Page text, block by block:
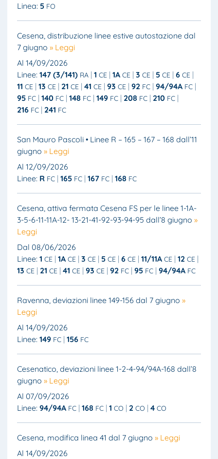
Linea: 5 FO
Cesena, distribuzione linee estive autostazione dal
7 giugno » Leggi
Al 14/09/2026
Linee: 147 (3/141) RA 1 CE 1A CE 3 CE 5 CE 6 CE
11 CE 13 CE 21 CE 41 CE 93 CE 92 FC 94/94A FC
95 FC 140 FC 148 FC 149 FC 208 FC 210 FC
216 FC 241 FC
San Mauro Pascoli • Linee R – 165 – 167 – 168 dall’11
giugno » Leggi
Al 12/09/2026
Linee: R FC 165 FC 167 FC 168 FC
Cesena, attiva fermata Cesena FS per le linee 1-1A-
3-5-6-11-11A-12- 13-21-41-92-93-94-95 dall’8 giugno »
Leggi
Dal 08/06/2026
Linee: 1 CE 1A CE 3 CE 5 CE 6 CE 11/11A CE 12 CE
13 CE 21 CE 41 CE 93 CE 92 FC 95 FC 94/94A FC
Ravenna, deviazioni linee 149-156 dal 7 giugno »
Leggi
Al 14/09/2026
Linee: 149 FC 156 FC
Cesenatico, deviazioni linee 1-2-4-94/94A-168 dall’8
giugno » Leggi
Al 07/09/2026
Linee: 94/94A FC 168 FC 1 CO 2 CO 4 CO
Cesena, modifica linea 41 dal 7 giugno » Leggi
Al 14/09/2026